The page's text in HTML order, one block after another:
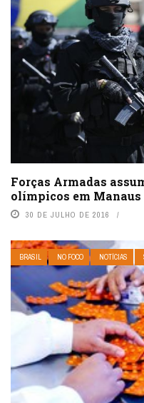
Forças Armadas
olímpicos em Manaus
30 DE JULHO DE 2016
BRASIL NO FOCO NOTÍCIAS